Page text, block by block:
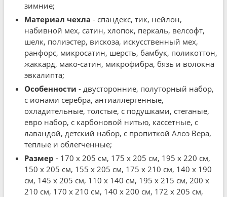
зимние;
Материал чехла - спандекс, тик, нейлон,
набивной мех, сатин, хлопок, перкаль, велсофт,
шелк, полиэстер, вискоза, искусственный мех,
ранфорс, микросатин, шерсть, бамбук, поликоттон,
жаккард, мако-сатин, микрофибра, бязь и волокна
эвкалипта;
Особенности - двусторонние, полуторный набор,
с ионами серебра, антиаллергенные,
охладительные, толстые, с подушками, стеганые,
евро набор, с карбоновой нитью, кассетные, с
лавандой, детский набор, с пропиткой Алоэ Вера,
теплые и облегченные;
Размер - 170 x 205 см, 175 x 205 см, 195 x 220 см,
150 x 205 см, 155 x 205 см, 175 x 210 см, 140 x 190
см, 145 x 205 см, 110 x 140 см, 195 x 215 см, 200 x
210 см, 170 x 210 см, 140 x 200 см, 172 x 205 см,